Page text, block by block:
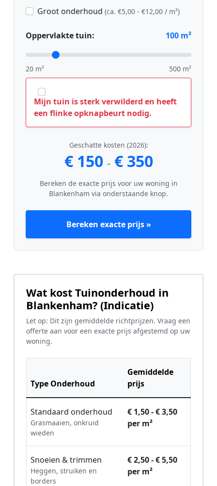
Groot onderhoud (ca. €5,00 - €12,00 / m²)
Oppervlakte tuin: 100 m²
20 m² 500 m²
Mijn tuin is sterk verwilderd en heeft
een flinke opknapbeurt nodig.
Geschatte kosten (2026):
€ 150 - € 350
Bereken de exacte prijs voor uw woning in
Blankenham via onderstaande knop.
Bereken exacte prijs »
Wat kost Tuinonderhoud in
Blankenham? (Indicatie)
Let op: Dit zijn gemiddelde richtprijzen. Vraag een
offerte aan voor een exacte prijs afgestemd op uw
woning.
Type Onderhoud
Gemiddelde
prijs
Standaard onderhoud
Grasmaaien, onkruid
wieden
€ 1,50 - € 3,50
per m²
Snoeien & trimmen
Heggen, struiken en
borders
€ 2,50 - € 5,50
per m²